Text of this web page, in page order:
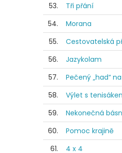
53.
Tři přání
54.
Morana
55.
Cestovatelská
56.
Jazykolam
57.
Pečený „had“
58.
Výlet s
59.
Nekonečná
60.
Pomoc krajině
61.
4 x 4